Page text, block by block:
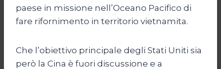
paese in missione nell’Oceano Pacifico di
fare rifornimento in territorio vietnamita.
Che l’obiettivo principale degli Stati Uniti sia
però la Cina è fuori discussione e a